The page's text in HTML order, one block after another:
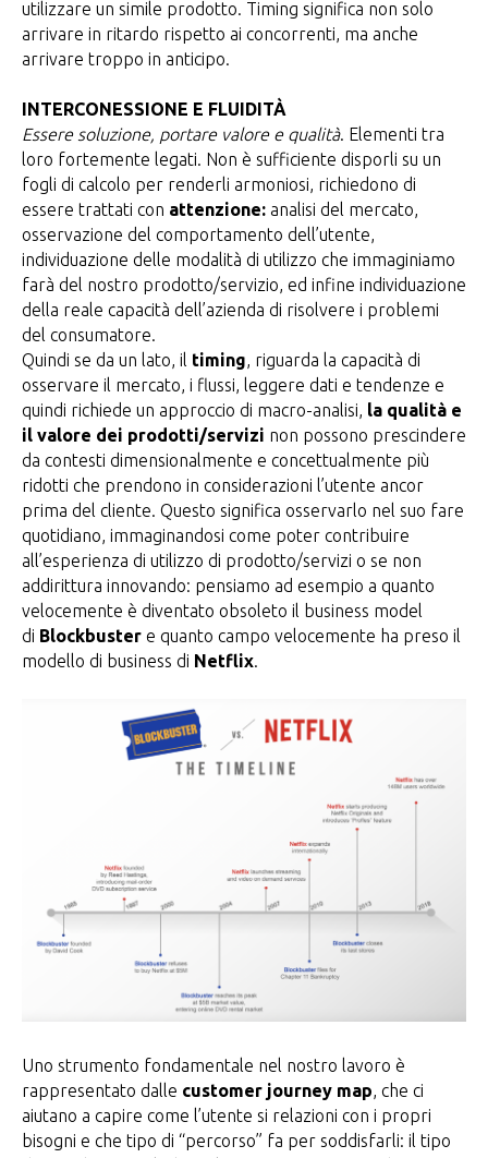
utilizzare un simile prodotto. Timing significa non solo
arrivare in ritardo rispetto ai concorrenti, ma anche
arrivare troppo in anticipo.
INTERCONESSIONE E FLUIDITÀ
Essere soluzione, portare valore e qualità. Elementi tra
loro fortemente legati. Non è sufficiente disporli su un
fogli di calcolo per renderli armoniosi, richiedono di
essere trattati con attenzione: analisi del mercato,
osservazione del comportamento dell’utente,
individuazione delle modalità di utilizzo che immaginiamo
farà del nostro prodotto/servizio, ed infine individuazione
della reale capacità dell’azienda di risolvere i problemi
del consumatore.
Quindi se da un lato, il timing, riguarda la capacità di
osservare il mercato, i flussi, leggere dati e tendenze e
quindi richiede un approccio di macro-analisi, la qualità e
il valore dei prodotti/servizi non possono prescindere
da contesti dimensionalmente e concettualmente più
ridotti che prendono in considerazioni l’utente ancor
prima del cliente. Questo significa osservarlo nel suo fare
quotidiano, immaginandosi come poter contribuire
all’esperienza di utilizzo di prodotto/servizi o se non
addirittura innovando: pensiamo ad esempio a quanto
velocemente è diventato obsoleto il business model
di Blockbuster e quanto campo velocemente ha preso il
modello di business di Netflix.
Uno strumento fondamentale nel nostro lavoro è
rappresentato dalle customer journey map , che ci
aiutano a capire come l’utente si relazioni con i propri
bisogni e che tipo di “percorso” fa per soddisfarli: il tipo